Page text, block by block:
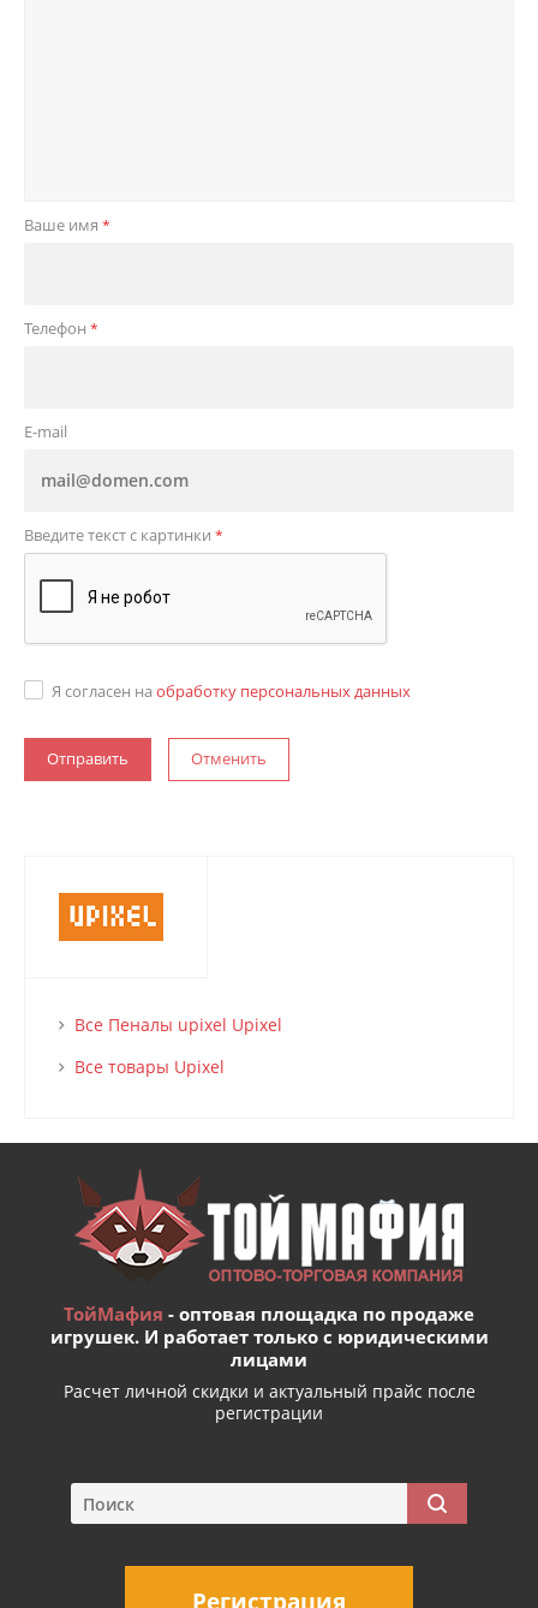
Ваше имя *
Телефон *
E-mail
Введите текст с картинки *
Я согласен на обработку персональных данных
Отменить
Все Пеналы upixel Upixel
Все товары Upixel
ТойМафия - оптовая площадка по продаже
игрушек. И работает только с юридическими
лицами
Расчет личной скидки и актуальный прайс после
регистрации